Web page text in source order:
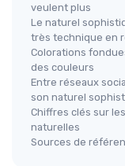
veulent plus
Le naturel
très technique en
Colorations
des couleurs
Entre réseaux
son naturel
Chiffres clés sur
naturelles
Sources de